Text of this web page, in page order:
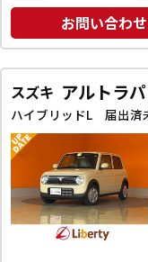
お問い合わせ
スズキ アルトラ